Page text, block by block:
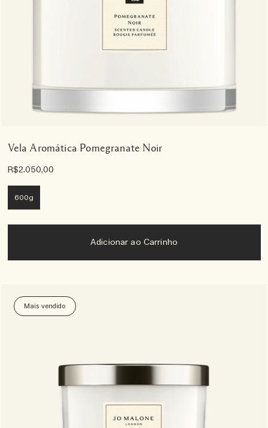
Vela Aromática Pomegranate Noir
R$2.050,00
600g
Adicionar ao Carrinho
Mais vendido